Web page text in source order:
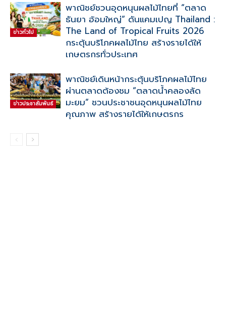
ข่าวทั่วไป
พาณิชย์ชวนอุดหนุนผลไม้ไทยที่ “ตลาด
ธันยา อ้อมใหญ่” ดันแคมเปญ Thailand :
The Land of Tropical Fruits 2026
กระตุ้นบริโภคผลไม้ไทย สร้างรายได้ให้
เกษตรกรทั่วประเทศ
ข่าวประชาสัมพันธ์
พาณิชย์เดินหน้ากระตุ้นบริโภคผลไม้ไทย
ผ่านตลาดต้องชม “ตลาดน้ำคลองลัด
มะยม” ชวนประชาชนอุดหนุนผลไม้ไทย
คุณภาพ สร้างรายได้ให้เกษตรกร